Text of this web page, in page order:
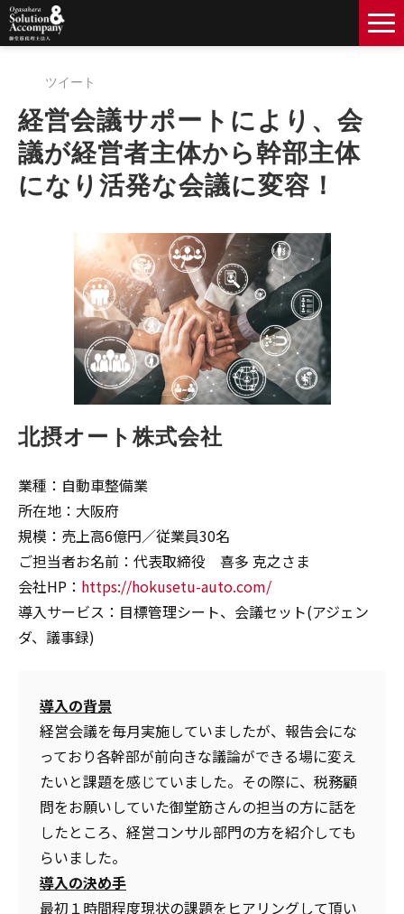
導入事例
お知らせ
ツイート
経営会議サポートにより、会
議が経営者主体から幹部主体
になり活発な会議に変容！
北摂オート株式会社
業種：自動車整備業
所在地：大阪府
規模：売上高6億円／従業員30名
ご担当者お名前：代表取締役 喜多 克之さま
会社HP： https://hokusetu-auto.com/
導入サービス：目標管理シート、会議セット(アジェン
ダ、議事録)
導入の背景
経営会議を毎月実施していましたが、報告会にな
っており各幹部が前向きな議論ができる場に変え
たいと課題を感じていました。その際に、税務顧
問をお願いしていた御堂筋さんの担当の方に話を
したところ、経営コンサル部門の方を紹介しても
らいました。
導入の決め手
最初１時間程度現状の課題をヒアリングして頂い